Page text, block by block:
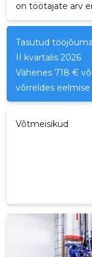
on töötajate arv
Tasutud
II kvartalis 2026
Vähenes 718 €
võrreldes
Võtmeisikud